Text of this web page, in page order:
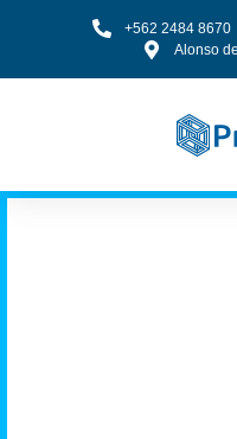
+562 2484 8670
Alonso